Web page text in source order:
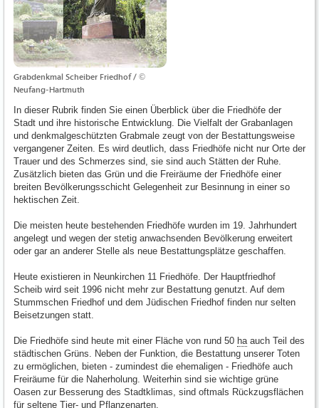
Grabdenkmal Scheiber Friedhof / ©
Neufang-Hartmuth
In dieser Rubrik finden Sie einen Überblick über die Friedhöfe der
Stadt und ihre historische Entwicklung. Die Vielfalt der Grabanlagen
und denkmalgeschützten Grabmale zeugt von der Bestattungsweise
vergangener Zeiten. Es wird deutlich, dass Friedhöfe nicht nur Orte der
Trauer und des Schmerzes sind, sie sind auch Stätten der Ruhe.
Zusätzlich bieten das Grün und die Freiräume der Friedhöfe einer
breiten Bevölkerungsschicht Gelegenheit zur Besinnung in einer so
hektischen Zeit.
Die meisten heute bestehenden Friedhöfe wurden im 19. Jahrhundert
angelegt und wegen der stetig anwachsenden Bevölkerung erweitert
oder gar an anderer Stelle als neue Bestattungsplätze geschaffen.
Heute existieren in Neunkirchen 11 Friedhöfe. Der Hauptfriedhof
Scheib wird seit 1996 nicht mehr zur Bestattung genutzt. Auf dem
Stummschen Friedhof und dem Jüdischen Friedhof finden nur selten
Beisetzungen statt.
Die Friedhöfe sind heute mit einer Fläche von rund 50 ha auch Teil des
städtischen Grüns. Neben der Funktion, die Bestattung unserer Toten
zu ermöglichen, bieten - zumindest die ehemaligen - Friedhöfe auch
Freiräume für die Naherholung. Weiterhin sind sie wichtige grüne
Oasen zur Besserung des Stadtklimas, sind oftmals Rückzugsflächen
für seltene Tier- und Pflanzenarten.